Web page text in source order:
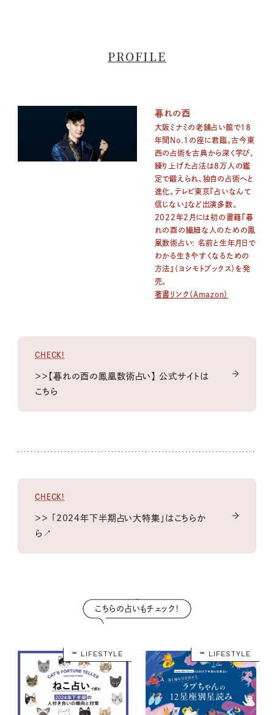
PROFILE
暮れの酉
大阪ミナミの老舗占い館で18
年間No.1の座に君臨。古今東
西の占術を古典から深く学び、
練り上げた占法は8万人の鑑
定で鍛えられ、独自の占術へと
進化。テレビ東京『占いなんて
信じない』など出演多数。
2022年2月には初の書籍『暮
れの酉の繊細な人のための鳳
凰数術占い: 名前と生年月日で
わかる生きやすくなるための
方法』（ヨシモトブックス）を発
売。
著書リンク（Amazon）
CHECK!
＞＞【暮れの酉の鳳凰数術占い】 公式サイトは
こちら
CHECK!
＞＞ 「2024年下半期占い大特集」はこちらか
ら↗
こちらの占いもチェック！
LIFESTYLE LIFESTYLE